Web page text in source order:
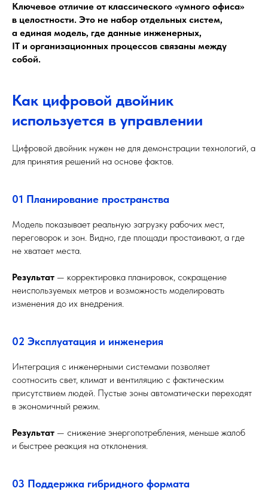
Ключевое отличие от классического «умного офиса»
в целостности. Это не набор отдельных систем,
а единая модель, где данные инженерных,
IT и организационных процессов связаны между
собой.
Как цифровой двойник
используется в управлении
Цифровой двойник нужен не для демонстрации технологий, а
для принятия решений на основе фактов.
01 Планирование пространства
Модель показывает реальную загрузку рабочих мест,
переговорок и зон. Видно, где площади простаивают, а где
не хватает места.
Результат — корректировка планировок, сокращение
неиспользуемых метров и возможность моделировать
изменения до их внедрения.
02 Эксплуатация и инженерия
Интеграция с инженерными системами позволяет
соотносить свет, климат и вентиляцию с фактическим
присутствием людей. Пустые зоны автоматически переходят
в экономичный режим.
Результат — снижение энергопотребления, меньше жалоб
и быстрее реакция на отклонения.
03 Поддержка гибридного формата